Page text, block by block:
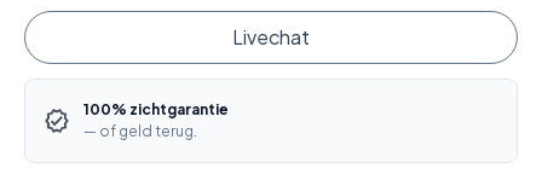
Livechat
100% zichtgarantie
— of geld terug.